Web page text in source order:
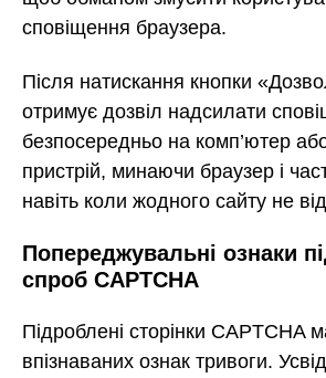
сповіщення браузера.
Після натискання кнопки
отримує дозвіл надсилати
безпосередньо на комп’ютер
пристрій, минаючи браузер і
навіть коли жодного сайту не
Попереджувальні ознаки
спроб CAPTCHA
Підроблені сторінки CAPTCHA
впізнаваних ознак тривоги.